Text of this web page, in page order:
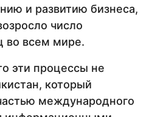
и развитию бизнеса,
число
во всем мире.
эти процессы не
который
международного